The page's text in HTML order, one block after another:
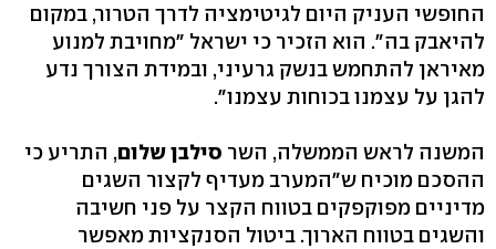
החופשי העניק היום לגיטימציה לדרך הטרור, במקום
להיאבק בה". הוא הזכיר כי ישראל "מחויבת למנוע
מאיראן להתחמש בנשק גרעיני, ובמידת הצורך נדע
להגן על עצמנו בכוחות עצמנו".
המשנה לראש הממשלה, השר סילבן שלום, התריע כי
ההסכם מוכיח ש"המערב מעדיף לקצור השגים
מדיניים מפוקפקים בטווח הקצר על פני חשיבה
והשגים בטווח הארוך. ביטול הסנקציות מאפשר